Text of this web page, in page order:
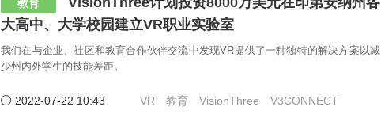
教育
大高中、大学校园建立VR职业实验室
我们在与企业、社区和教育合作伙伴交流中发现VR提供了一种独特的解决方案以减
少州内外学生的技能差距。
2022-07-22 10:43 VR 教育 VisionThree V3CONNECT